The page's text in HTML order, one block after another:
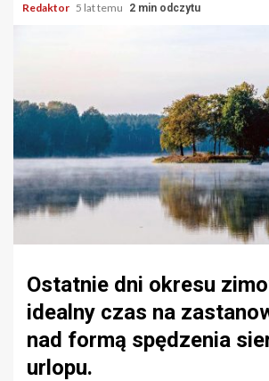
Redaktor 5 lat temu 2 min odczytu
Ostatnie dni okresu
idealny czas na
nad formą spędzenia
urlopu.